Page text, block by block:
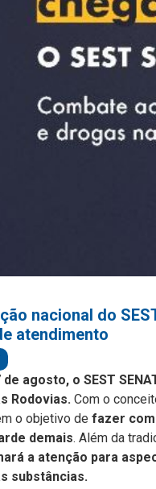
nacional do
atendimento
de agosto, o SEST
Rodovias.Com o
o objetivo de fazer
demais. Além da
a atenção para
substâncias.